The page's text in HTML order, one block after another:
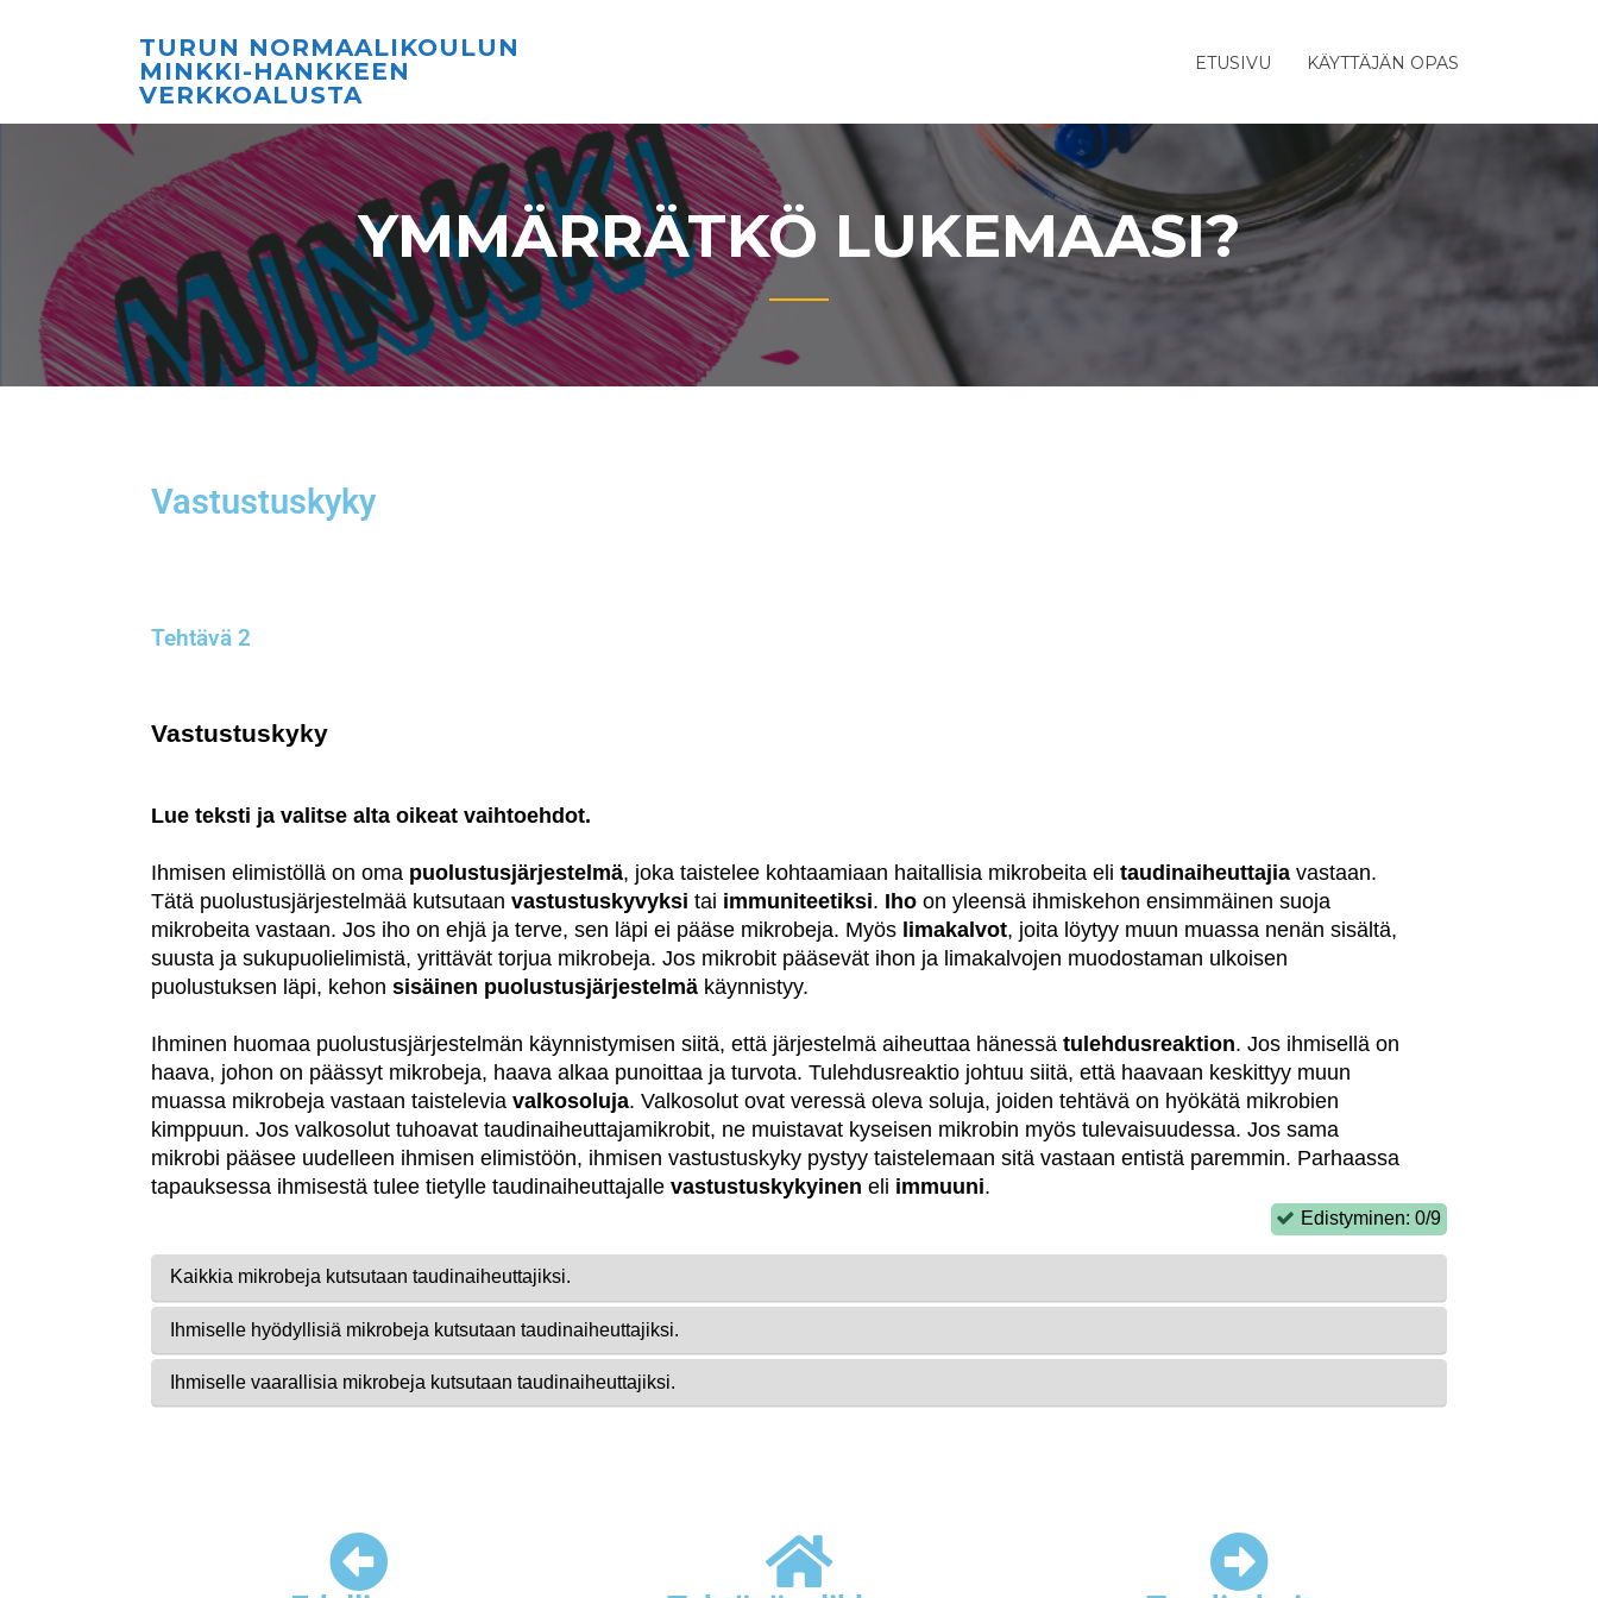
TURUN NORMAALIKOULUN
MINKKI-HANKKEEN
VERKKOALUSTA
ETUSIVU KÄYTTÄJÄN OPAS
YMMÄRRÄTKÖ LUKEMAASI?
Vastustuskyky
Tehtävä 2